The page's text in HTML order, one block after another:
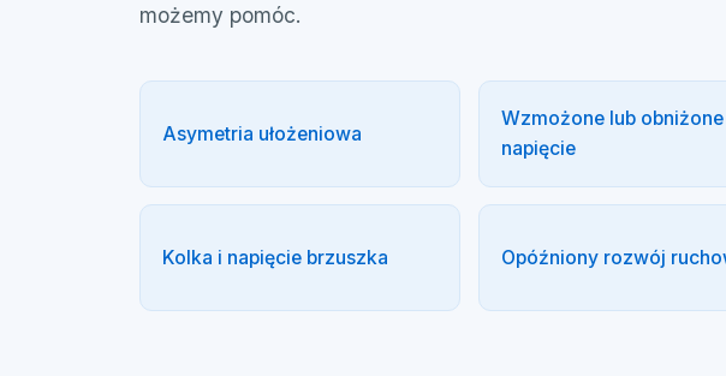
możemy pomóc.
Asymetria ułożeniowa
Wzmożone lub obniżone
napięcie
Kolka i napięcie brzuszka Opóźniony rozwój